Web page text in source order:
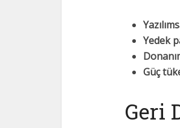
Yedek
Güç
Geri